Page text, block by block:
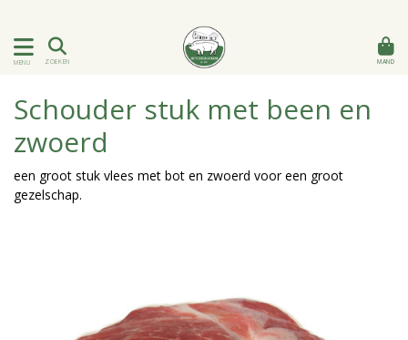
MENU ZOEKEN MAND
Schouder stuk met been en
zwoerd
een groot stuk vlees met bot en zwoerd voor een groot
gezelschap.